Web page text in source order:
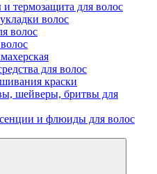
термозащита для волос
волос
волос
для волос
краски
шейверы, бритвы для
и флюиды для волос